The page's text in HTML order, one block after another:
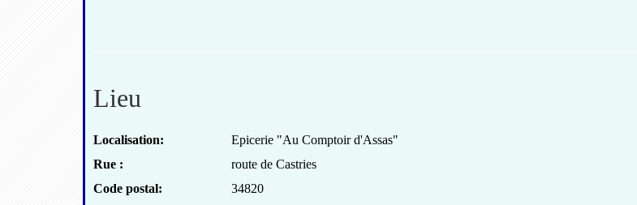
Lieu
Localisation:
Epicerie "Au Comptoir d'Assas"
Rue :
route de Castries
Code postal:
34820